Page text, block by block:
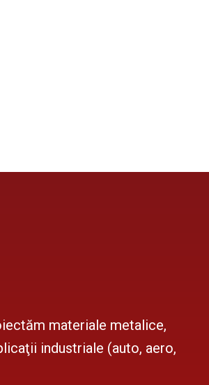
materiale metalice,
industriale (auto, aero,